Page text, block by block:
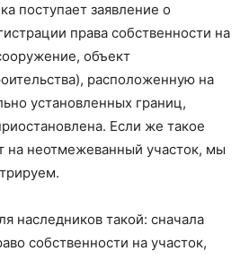
поступает заявление о
права собственности на
объект
расположенную на
установленных границ,
Если же такое
на неотмежеванный участок, мы
наследников такой: сначала
собственности на участок,